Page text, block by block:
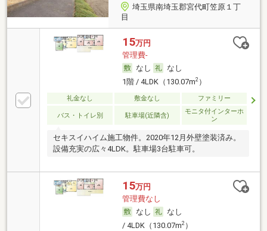
埼玉県南埼玉郡宮代町笠原１丁
目
15万円
管理費-
なし
なし
1階 / 4LDK（130.07m2）
礼金なし 敷金なし ファミリー
バス・トイレ別 駐車場(近隣含)
モニタ付インターホ
ン
セキスイハイム施工物件。2020年12月外壁塗装済み。
設備充実の広々4LDK。駐車場3台駐車可。
15万円
管理費なし
なし
なし
/ 4LDK（130.07m2）